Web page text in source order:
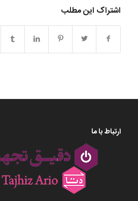
اشتراک این مطلب
ارتباط با ما